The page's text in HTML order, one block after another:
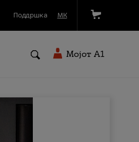
Поддршка МК
Мојот A1